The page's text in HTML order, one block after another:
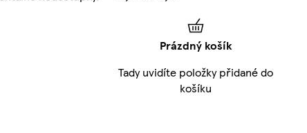
Prázdný košík
Tady uvidíte položky přidané do
košíku